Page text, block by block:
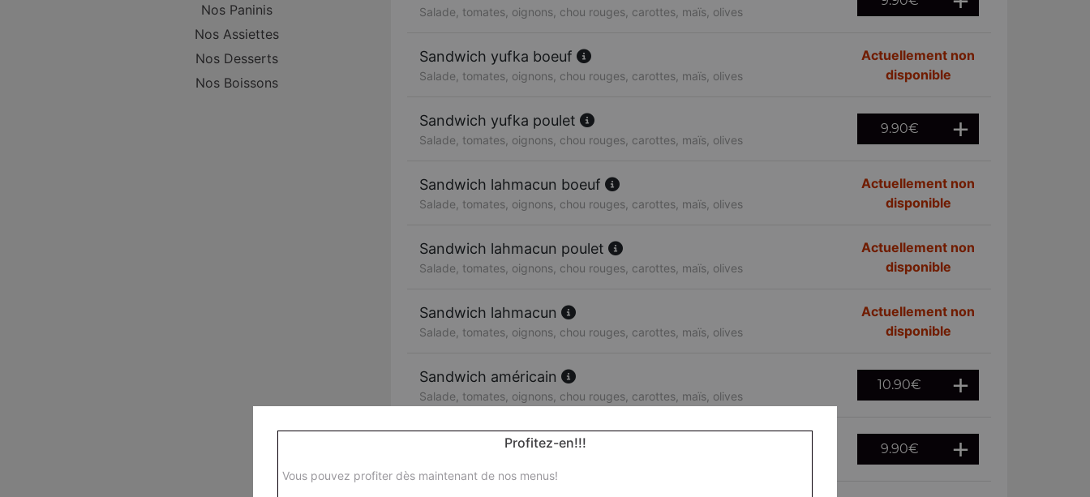
Nos Paninis
Nos Assiettes
Nos Desserts
Nos Boissons
Salade, tomates, oignons, chou rouges, carottes, maïs, olives
Sandwich yufka boeuf
Salade, tomates, oignons, chou rouges, carottes, maïs, olives
Actuellement non
disponible
Sandwich yufka poulet
Salade, tomates, oignons, chou rouges, carottes, maïs, olives
9.90€
Sandwich lahmacun boeuf
Salade, tomates, oignons, chou rouges, carottes, maïs, olives
Actuellement non
disponible
Sandwich lahmacun poulet
Salade, tomates, oignons, chou rouges, carottes, maïs, olives
Actuellement non
disponible
Sandwich lahmacun
Salade, tomates, oignons, chou rouges, carottes, maïs, olives
Actuellement non
disponible
Sandwich américain
Salade, tomates, oignons, chou rouges, carottes, maïs, olives
10.90€
Sandwich escalope de poulet 9.90€
Profitez-en!!!
Vous pouvez profiter dès maintenant de nos menus!